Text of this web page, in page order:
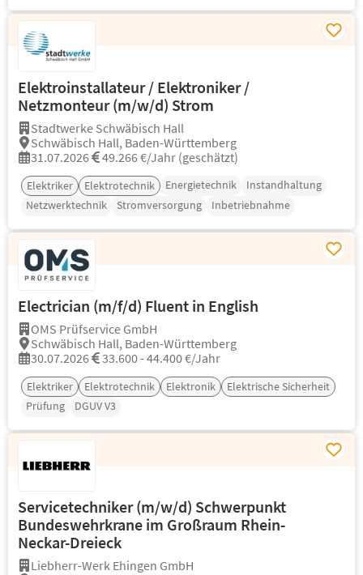
Elektroinstallateur / Elektroniker /
Netzmonteur (m/w/d) Strom
Stadtwerke Schwäbisch Hall
Schwäbisch Hall, Baden-Württemberg
31.07.2026
49.266 €/Jahr (geschätzt)
Elektriker Elektrotechnik Energietechnik
Instandhaltung
Netzwerktechnik
Stromversorgung Inbetriebnahme
Electrician (m/f/d) Fluent in English
OMS Prüfservice GmbH
Schwäbisch Hall, Baden-Württemberg
30.07.2026
33.600 - 44.400 €/Jahr
Elektriker Elektrotechnik Elektronik
Elektrische Sicherheit
Prüfung
DGUV V3
Servicetechniker (m/w/d) Schwerpunkt
Bundeswehrkrane im Großraum Rhein-
Neckar-Dreieck
Liebherr-Werk Ehingen GmbH